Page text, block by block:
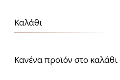
Καλάθι
Κανένα προϊόν στο καλάθι